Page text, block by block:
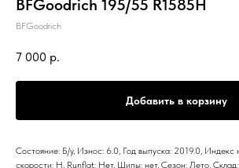
BFGoodrich 195/55 R1585H
BFGoodrich
7 000 р.
Добавить в корзину
Состояние: Б/у, Износ: 6.0, Год выпуска: 2019.0, Индекс
скорости: H, Runflat: Нет, Шипы: нет, Сезон: Лето,